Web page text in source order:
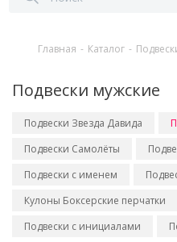
Главная - Каталог -
Подвески мужские
Подвески Звезда Давида
Подвески Самолёты
Подвески с именем
Кулоны Боксерские перчатки
Подвески с инициалами